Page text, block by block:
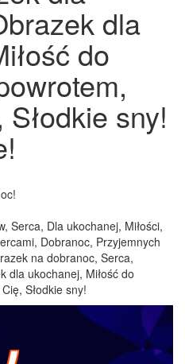
dla
do
sny!
Serca, Dla ukochanej, Miłości,
Dobranoc, Przyjemnych
na dobranoc, Serca,
dla ukochanej, Miłość do
Słodkie sny!